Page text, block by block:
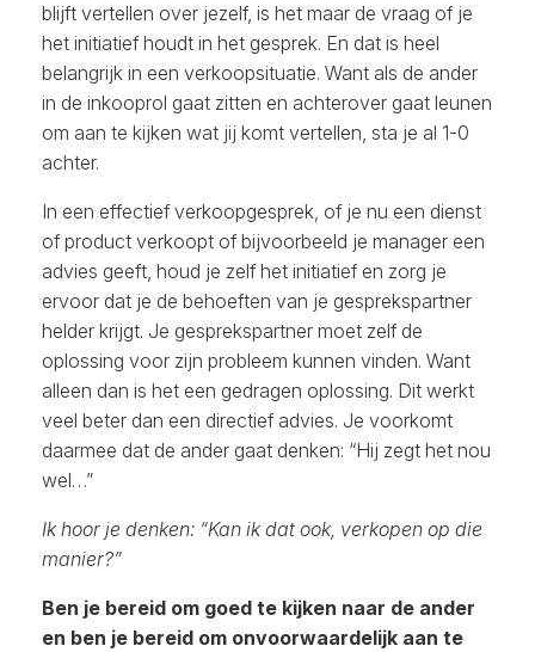
blijft vertellen over jezelf, is het maar de vraag of je
het initiatief houdt in het gesprek. En dat is heel
belangrijk in een verkoopsituatie. Want als de ander
in de inkooprol gaat zitten en achterover gaat leunen
om aan te kijken wat jij komt vertellen, sta je al 1-0
achter.
In een effectief verkoopgesprek, of je nu een dienst
of product verkoopt of bijvoorbeeld je manager een
advies geeft, houd je zelf het initiatief en zorg je
ervoor dat je de behoeften van je gesprekspartner
helder krijgt. Je gesprekspartner moet zelf de
oplossing voor zijn probleem kunnen vinden. Want
alleen dan is het een gedragen oplossing. Dit werkt
veel beter dan een directief advies. Je voorkomt
daarmee dat de ander gaat denken: “Hij zegt het nou
wel…”
Ik hoor je denken: “Kan ik dat ook, verkopen op die
manier?”
Ben je bereid om goed te kijken naar de ander
en ben je bereid om onvoorwaardelijk aan te